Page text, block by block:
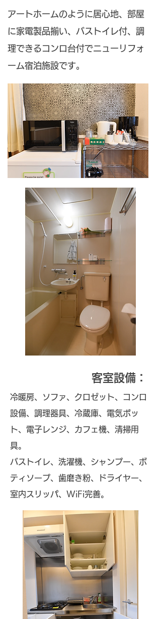
アートホームのように居心地、部屋
に家電製品揃い、バストイレ付、調
理できるコンロ台付でニューリフォ
ーム宿泊施設です。
客室設備：
冷暖房、ソファ、クロゼット、コンロ
設備、調理器具、冷蔵庫、電気ポッ
ト、電子レンジ、カフェ機、清掃用
具。
バストイレ、洗濯機、シャンプー、ボ
ティソープ、歯磨き粉、ドライヤー、
室内スリッパ、WiFi完善。